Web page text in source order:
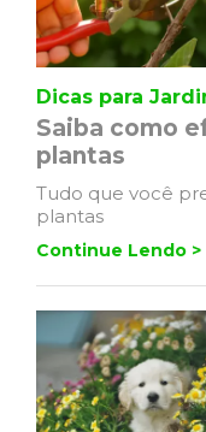
Dicas para
Saiba como
plantas
Tudo que você
plantas
Continue Lendo >